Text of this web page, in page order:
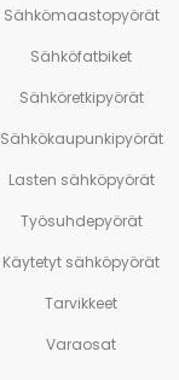
Sähkömaastopyörät
Sähköfatbiket
Sähköretkipyörät
Sähkökaupunkipyörät
Lasten sähköpyörät
Työsuhdepyörät
Käytetyt sähköpyörät
Tarvikkeet
Varaosat